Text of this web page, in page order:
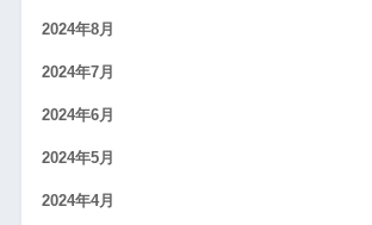
2024年8月
2024年7月
2024年6月
2024年5月
2024年4月